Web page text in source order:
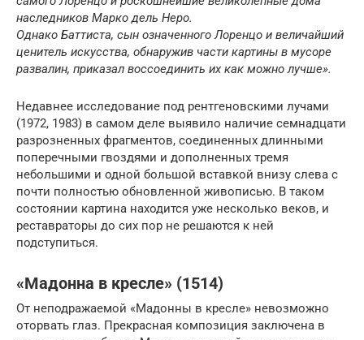
наследников Марко дель Неро.
Однако Баттиста, сын означенного Лоренцо и величайший
ценитель искусства, обнаружив части картины в мусоре
развалин, приказал воссоединить их как можно лучше».
Недавнее исследование под рентгеновскими лучами
(1972, 1983) в самом деле выявило наличие семнадцати
разрозненных фрагментов, соединенных длинными
поперечными гвоздями и дополненных тремя
небольшими и одной большой вставкой внизу слева с
почти полностью обновленной живописью. В таком
состоянии картина находится уже несколько веков, и
реставраторы до сих пор не решаются к ней
подступиться.
«Мадонна в кресле» (1514)
От неподражаемой «Мадонны в кресле» невозможно
оторвать глаз. Прекрасная композиция заключена в